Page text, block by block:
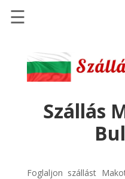
Szállások
Repülőjegy
☰
Szállás
Foglaljon szállást